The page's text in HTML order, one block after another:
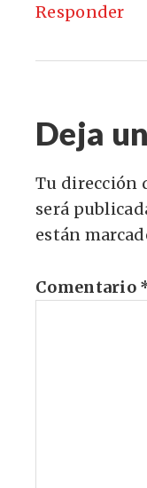
Responder
Deja
Tu dirección
será
están
Comentario